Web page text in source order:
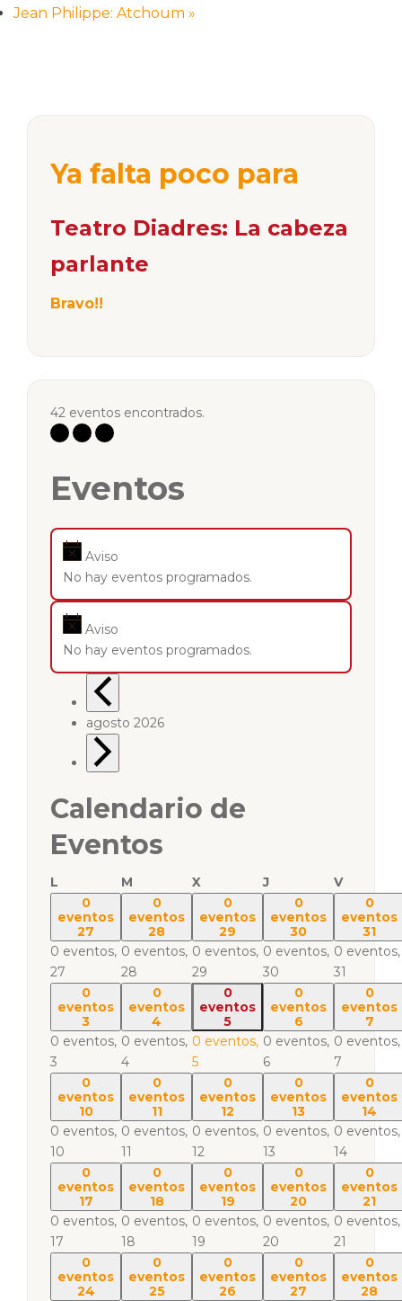
Jean Philippe: Atchoum »
Ya falta poco para
Teatro Diadres: La cabeza
parlante
Bravo!!
42 eventos encontrados.
Eventos
Aviso
No hay eventos programados.
Aviso
No hay eventos programados.
agosto 2026
Calendario de
Eventos
L M X J
V
0
eventos
27
0 eventos,
27
0
eventos
28
0 eventos,
28
0
eventos
29
0 eventos,
29
0
eventos
30
0 eventos,
30
0
eventos
31
0 eventos,
31
0
eventos
3
0 eventos,
3
0
eventos
4
0 eventos,
4
0
eventos
5
0 eventos,
5
0
eventos
6
0 eventos,
6
0
eventos
7
0 eventos,
7
0
eventos
10
0 eventos,
10
0
eventos
11
0 eventos,
11
0
eventos
12
0 eventos,
12
0
eventos
13
0 eventos,
13
0
eventos
14
0 eventos,
14
0
eventos
17
0 eventos,
17
0
eventos
18
0 eventos,
18
0
eventos
19
0 eventos,
19
0
eventos
20
0 eventos,
20
0
eventos
21
0 eventos,
21
0
eventos
24
0
eventos
25
0
eventos
26
0
eventos
27
0
eventos
28